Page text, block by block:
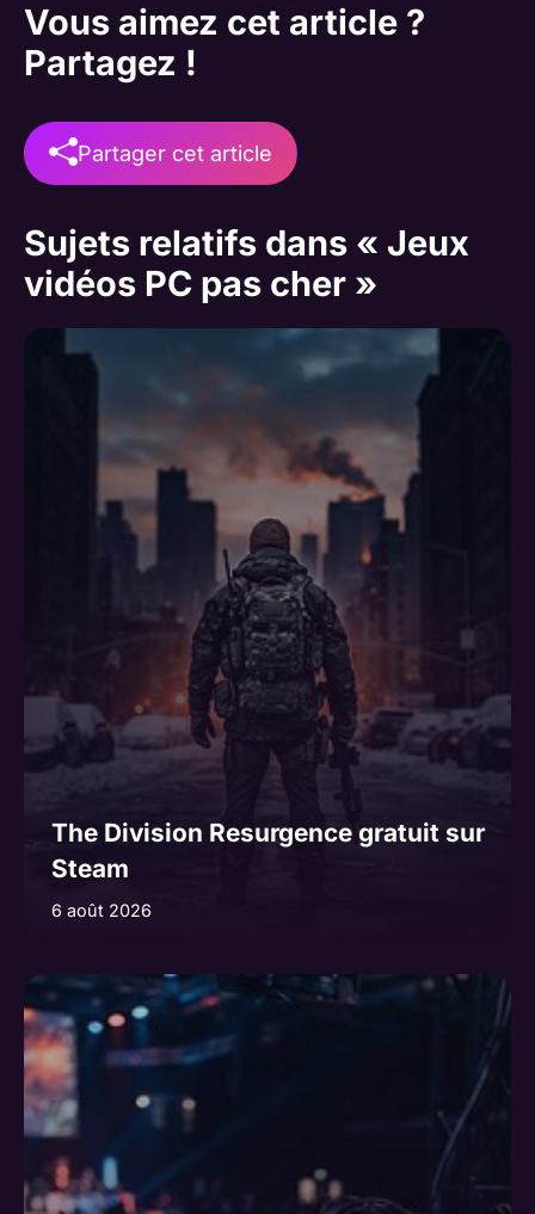
Vous aimez cet article ?
Partagez !
Partager cet article
Sujets relatifs dans « Jeux
vidéos PC pas cher »
The Division Resurgence gratuit sur
Steam
6 août 2026